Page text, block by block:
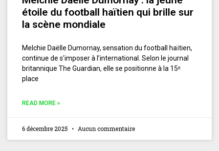
étoile du football haïtien qui brille sur
la scène mondiale
Melchie Daëlle Dumornay, sensation du football haïtien,
continue de s’imposer à l’international. Selon le journal
britannique The Guardian, elle se positionne à la 15ᵉ
place
READ MORE »
6 décembre 2025 Aucun commentaire